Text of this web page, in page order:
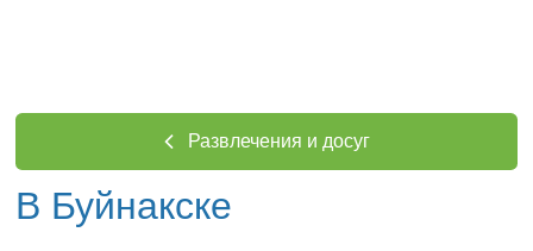
Развлечения и досуг
В Буйнакске